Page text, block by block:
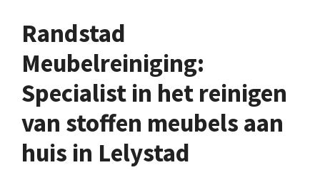
Randstad
Meubelreiniging:
Specialist in het reinigen
van stoffen meubels aan
huis in Lelystad